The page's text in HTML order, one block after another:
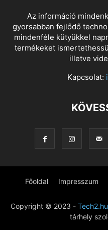
Az információ
gyorsabban fejlődő
mindenféle kütyükkel
termékeket
illetve
Kapcsolat:
Főoldal Impresszum
Copyright © 2023 - Tech2.hu
tárhely